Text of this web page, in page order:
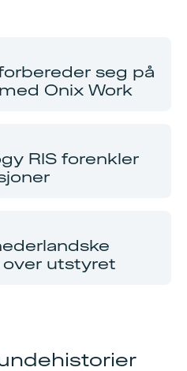
seg på
Onix Work
RIS forenkler
over utstyret